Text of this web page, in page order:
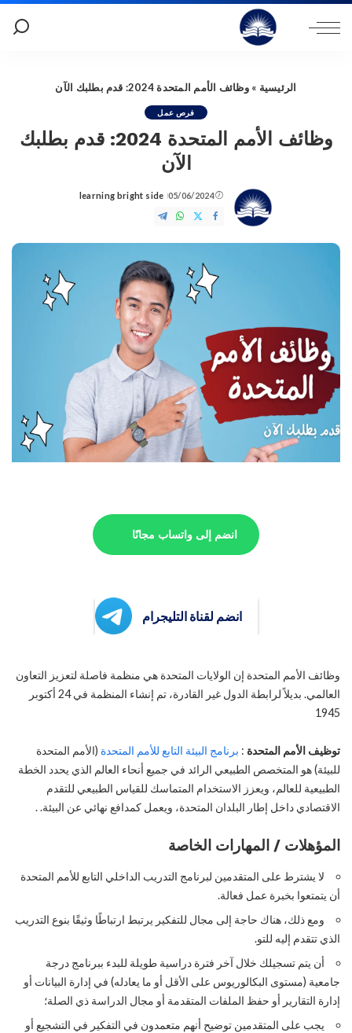
الرئيسية »وظائف الأمم المتحدة 2024: قدم بطلبك الآن
فرص عمل
وظائف الأمم المتحدة 2024: قدم بطلبك
الآن
05/06/2024
Posted
by
learning bright side
انضم إلى واتساب مجانًا
انضم لقناة التليجرام
وظائف الأمم المتحدة إن الولايات المتحدة هي منظمة فاصلة لتعزيز التعاون
العالمي. بديلاً لرابطة الدول غير القادرة، تم إنشاء المنظمة في 24 أكتوبر
1945
توظيف الأمم المتحدة : برنامج البيئة التابع للأمم المتحدة (الأمم المتحدة
للبيئة) هو المتخصص الطبيعي الرائد في جميع أنحاء العالم الذي يحدد الخطة
الطبيعية للعالم، ويعزز الاستخدام المتماسك للقياس الطبيعي للتقدم
الاقتصادي داخل إطار البلدان المتحدة، ويعمل كمدافع نهائي عن البيئة. .
المؤهلات / المهارات الخاصة
لا يشترط على المتقدمين لبرنامج التدريب الداخلي التابع للأمم المتحدة
أن يتمتعوا بخبرة عمل فعالة.
ومع ذلك، هناك حاجة إلى مجال للتفكير يرتبط ارتباطًا وثيقًا بنوع التدريب
الذي تتقدم إليه للتو.
أن يتم تسجيلك خلال آخر فترة دراسية طويلة للبدء ببرنامج درجة
جامعية (مستوى البكالوريوس على الأقل أو ما يعادله) في إدارة البيانات أو
إدارة التقارير أو حفظ الملفات المتقدمة أو مجال الدراسة ذي الصلة؛
يجب على المتقدمين توضيح أنهم متعمدون في التفكير في التشجيع أو